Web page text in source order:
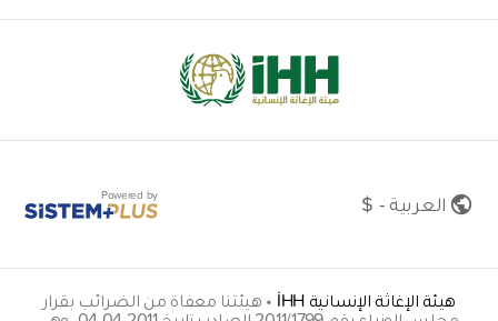
العربية - $ Powered by
هيئة الإغاثة الإنسانية İHH • هيئتنا معفاة من الضرائب بقرار